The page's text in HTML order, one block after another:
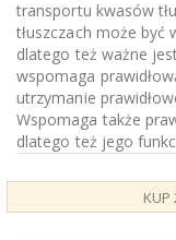
transportu kwasów
tłuszczach może
dlatego też ważne
wspomaga
utrzymanie
Wspomaga także
dlatego też jego
KUP